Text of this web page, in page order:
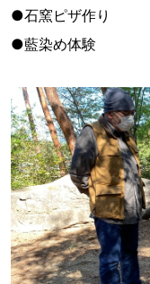
●石窯ピザ作り
●藍染め体験